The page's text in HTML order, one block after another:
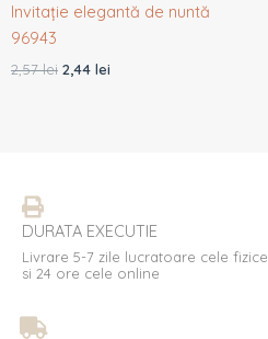
Invitație elegantă de nuntă
96943
2,57lei 2,44 lei
DURATA EXECUTIE
Livrare 5-7 zile lucratoare cele fizice
si 24 ore cele online